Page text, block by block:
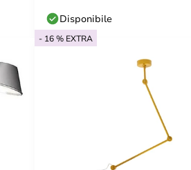
Disponibile
- 16 % EXTRA